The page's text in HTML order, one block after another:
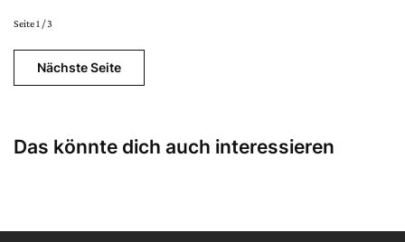
Seite 1 / 3
Nächste Seite
Das könnte dich auch interessieren